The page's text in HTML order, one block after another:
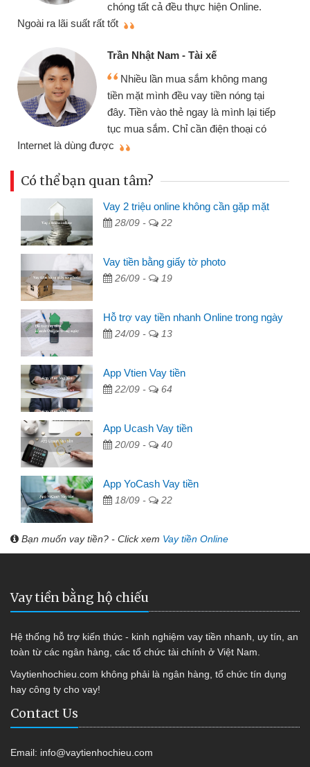
chóng tất cả đều thực hiện Online.
Ngoài ra lãi suất rất tốt
Trần Nhật Nam - Tài xế
Nhiều lần mua sắm không mang
tiền mặt mình đều vay tiền nóng tại
đây. Tiền vào thẻ ngay là mình lại tiếp
tục mua sắm. Chỉ cần điện thoại có
Internet là dùng được
Có thể bạn quan tâm?
Vay 2 triệu online không cần gặp mặt
28/09 - 22
Vay tiền bằng giấy tờ photo
26/09 - 19
Hỗ trợ vay tiền nhanh Online trong ngày
24/09 - 13
App Vtien Vay tiền
22/09 - 64
App Ucash Vay tiền
20/09 - 40
App YoCash Vay tiền
18/09 - 22
Bạn muốn vay tiền? - Click xem Vay tiền Online
Vay tiền bằng hộ chiếu
Hệ thống hỗ trợ kiến thức - kinh nghiệm vay tiền nhanh, uy tín, an
toàn từ các ngân hàng, các tổ chức tài chính ở Việt Nam.
Vaytienhochieu.com không phải là ngân hàng, tổ chức tín dụng
hay công ty cho vay!
Contact Us
Email: info@vaytienhochieu.com